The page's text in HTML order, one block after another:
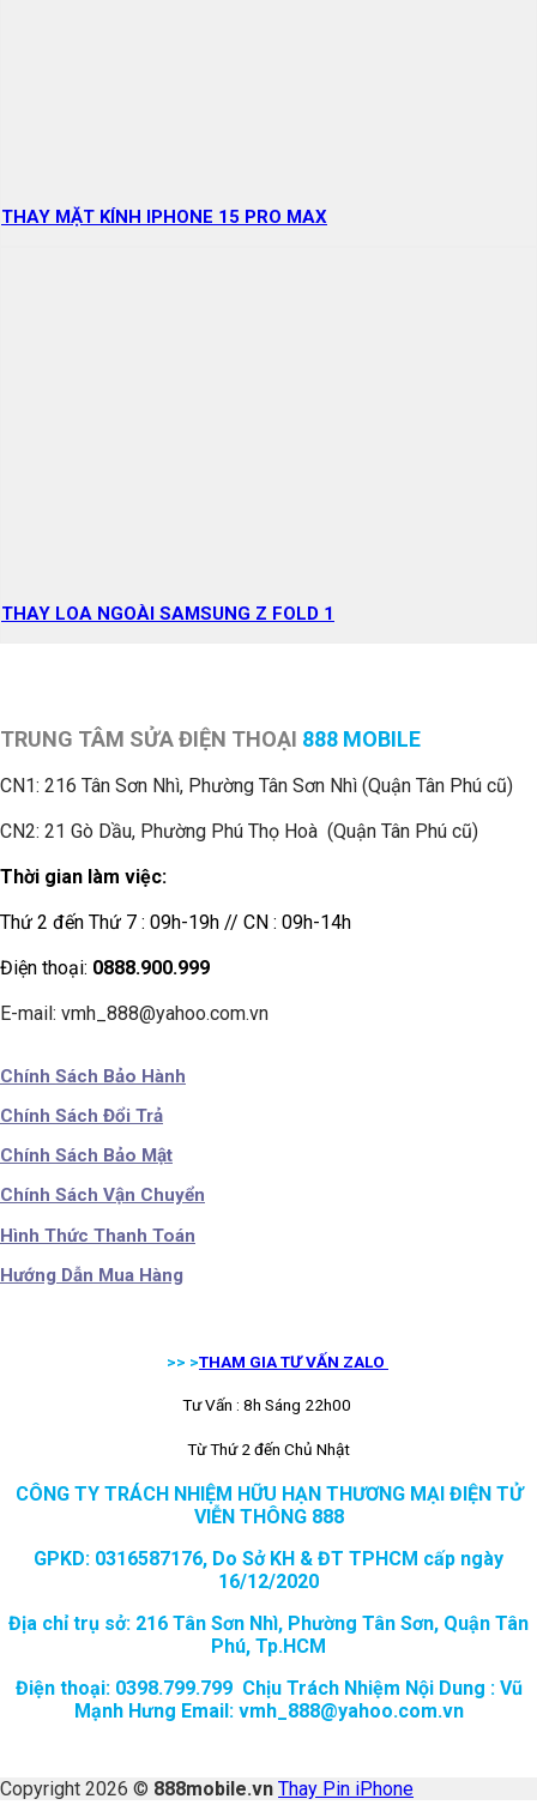
THAY MẶT KÍNH IPHONE 15 PRO MAX
THAY LOA NGOÀI SAMSUNG Z FOLD 1
TRUNG TÂM SỬA ĐIỆN THOẠI 888 MOBILE
CN1: 216 Tân Sơn Nhì, Phường Tân Sơn Nhì (Quận Tân Phú cũ)
CN2: 21 Gò Dầu, Phường Phú Thọ Hoà (Quận Tân Phú cũ)
Thời gian làm việc:
Thứ 2 đến Thứ 7 : 09h-19h // CN : 09h-14h
Điện thoại: 0888.900.999
E-mail: vmh_888@yahoo.com.vn
Chính Sách Bảo Hành
Chính Sách Đổi Trả
Chính Sách Bảo Mật
Chính Sách Vận Chuyển
Hình Thức Thanh Toán
Hướng Dẫn Mua Hàng
>> >THAM GIA TƯ VẤN ZALO
Tư Vấn : 8h Sáng 22h00
Từ Thứ 2 đến Chủ Nhật
CÔNG TY TRÁCH NHIỆM HỮU HẠN THƯƠNG MẠI ĐIỆN TỬ
VIỄN THÔNG 888
GPKD: 0316587176, Do Sở KH & ĐT TPHCM cấp ngày
16/12/2020
Địa chỉ trụ sở: 216 Tân Sơn Nhì, Phường Tân Sơn, Quận Tân
Phú, Tp.HCM
Điện thoại: 0398.799.799 Chịu Trách Nhiệm Nội Dung : Vũ
Mạnh Hưng Email: vmh_888@yahoo.com.vn
Copyright 2026 © 888mobile.vn Thay Pin iPhone